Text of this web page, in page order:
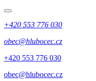
+420 553 776 030
obec@hlubocec.cz
+420 553 776 030
obec@hlubocec.cz